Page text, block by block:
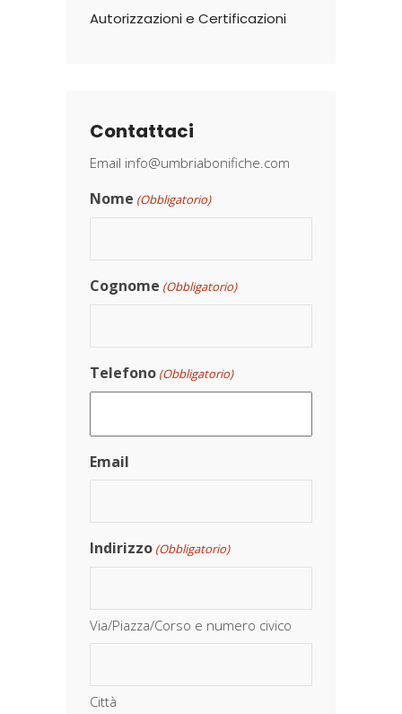
Autorizzazioni e Certificazioni
Contattaci
Email info@umbriabonifiche.com
Nome (Obbligatorio)
Cognome (Obbligatorio)
Telefono (Obbligatorio)
Email
Indirizzo (Obbligatorio)
Via/Piazza/Corso e numero civico
Città